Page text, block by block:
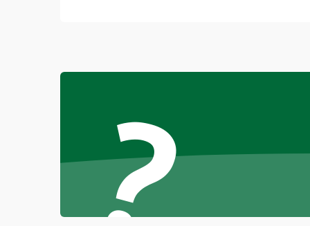
Система охлаждения
?